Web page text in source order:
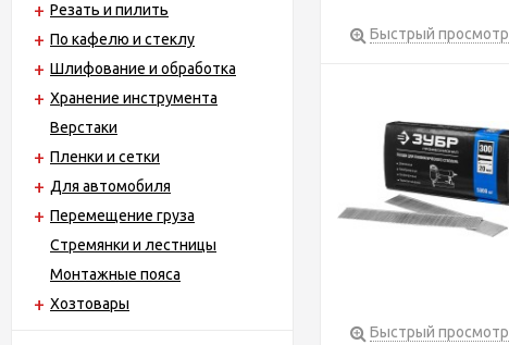
Резать и пилить
По кафелю и стеклу
Шлифование и обработка
Хранение инструмента
Верстаки
Пленки и сетки
Для автомобиля
Перемещение груза
Стремянки и лестницы
Монтажные пояса
Хозтовары
Быстрый просмотр
Быстрый просмотр